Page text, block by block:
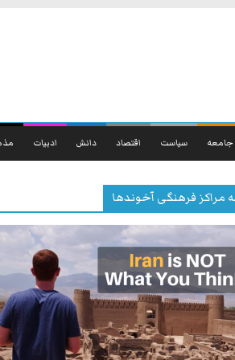
جامعه سیاست اقتصاد دانش ادبیات
مراکز فرهنگی آخوندها